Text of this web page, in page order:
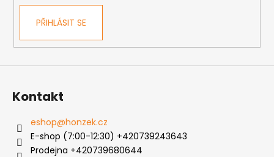
PŘIHLÁSIT SE
Kontakt
eshop@honzek.cz
E-shop (7:00-12:30) +420739243643
Prodejna +420739680644